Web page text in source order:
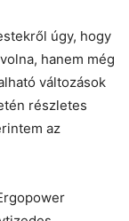
úgy, hogy
hanem még
változások
részletes
az